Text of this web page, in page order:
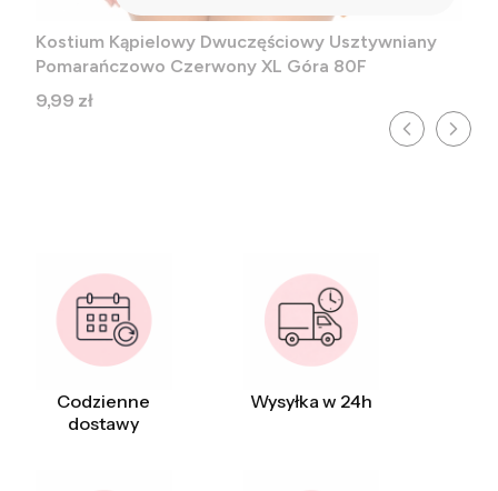
Kostium Kąpielowy Dwuczęściowy Usztywniany
Pomarańczowo Czerwony XL Góra 80F
Cena
9,99 zł
Codzienne
dostawy
Wysyłka w 24h